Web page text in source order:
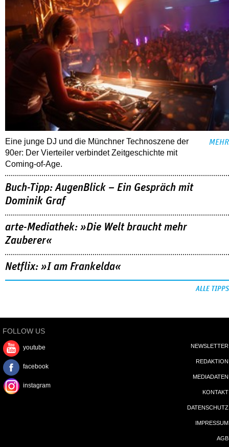
Eine junge DJ und die Münchner Technoszene der
90er: Der Vierteiler verbindet Zeitgeschichte mit
Coming-of-Age.
MEHR
Buch-Tipp: AugenBlick – Ein Gespräch mit
Dominik Graf
arte-Mediathek: »Die Welt braucht mehr
Zauberer«
Netflix: »I am Frankelda«
ALLE TIPPS
FOLLOW US
youtube
facebook
instagram
NEWSLETTER
REDAKTION
MEDIADATEN
KONTAKT
DATENSCHUTZ
IMPRESSUM
AGB